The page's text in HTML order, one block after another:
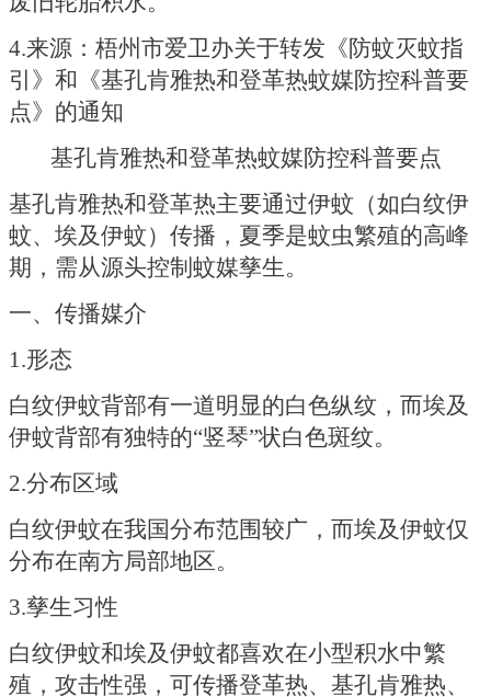
4.来源：梧州市爱卫办关于转发《防蚊灭蚊指
引》和《基孔肯雅热和登革热蚊媒防控科普要
点》的通知
基孔肯雅热和登革热蚊媒防控科普要点
基孔肯雅热和登革热主要通过伊蚊（如白纹伊
蚊、埃及伊蚊）传播，夏季是蚊虫繁殖的高峰
期，需从源头控制蚊媒孳生。
一、传播媒介
1.形态
白纹伊蚊背部有一道明显的白色纵纹，而埃及
伊蚊背部有独特的“竖琴”状白色斑纹。
2.分布区域
白纹伊蚊在我国分布范围较广，而埃及伊蚊仅
分布在南方局部地区。
3.孳生习性
白纹伊蚊和埃及伊蚊都喜欢在小型积水中繁
殖，攻击性强，可传播登革热、基孔肯雅热、